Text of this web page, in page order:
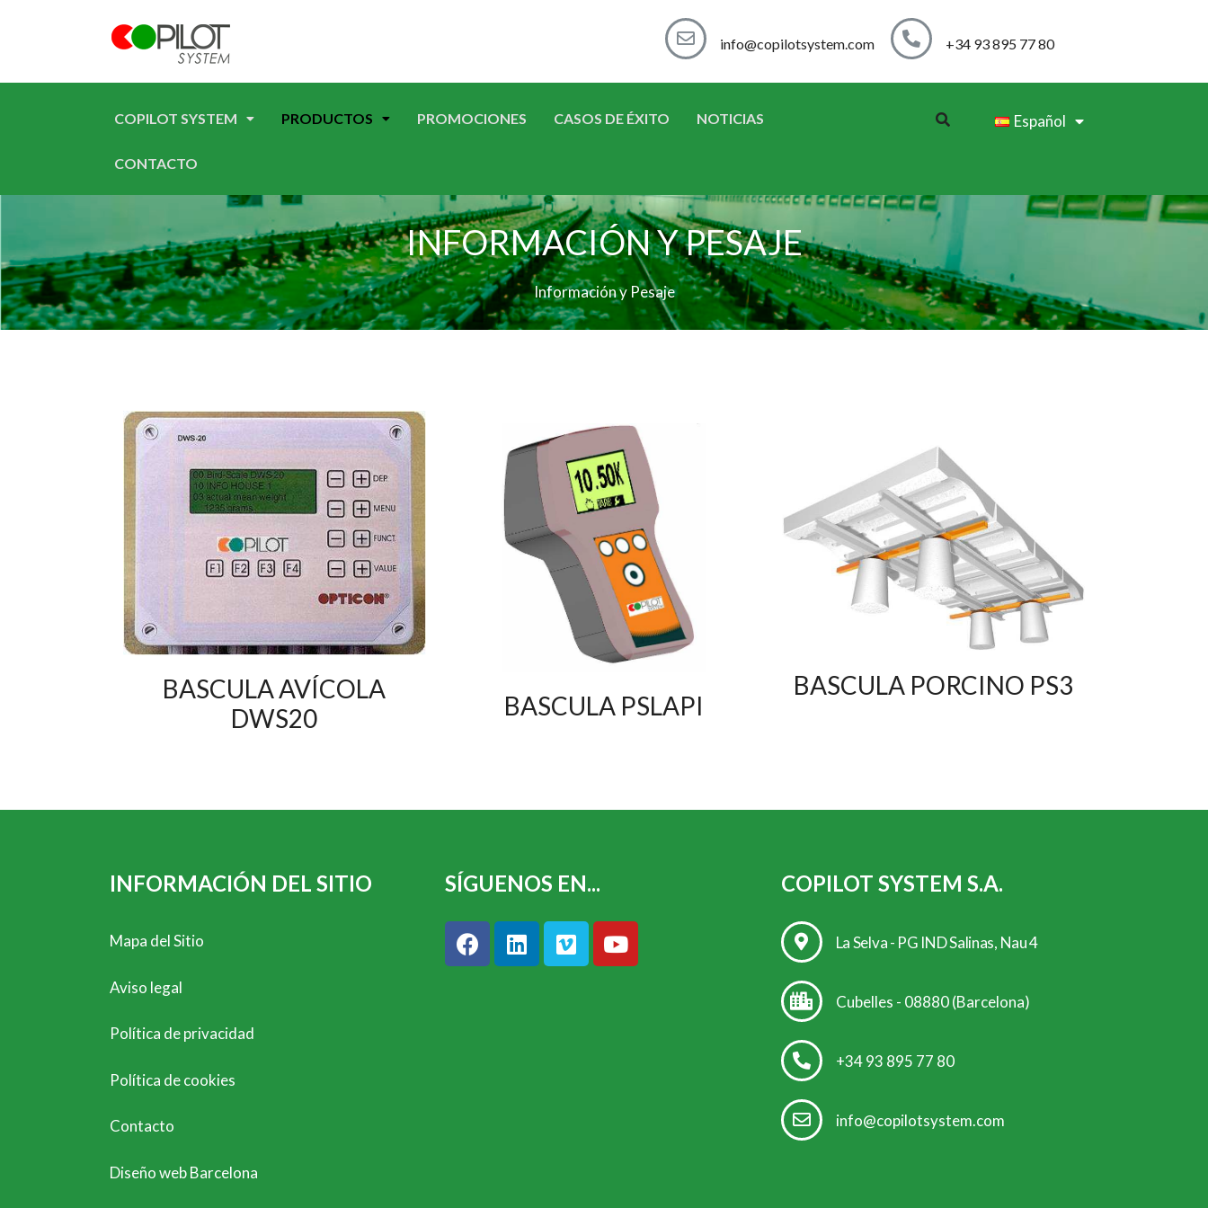
info@copilotsystem.com +34 93 895 77 80
COPILOT SYSTEM PRODUCTOS PROMOCIONES CASOS DE ÉXITO NOTICIAS
CONTACTO
Español
INFORMACIÓN Y PESAJE
Información y Pesaje
BASCULA AVÍCOLA
DWS20
BASCULA PSLAPI
BASCULA PORCINO PS3
INFORMACIÓN DEL SITIO
Mapa del Sitio
Aviso legal
Política de privacidad
Política de cookies
Contacto
Diseño web Barcelona
SÍGUENOS EN... COPILOT SYSTEM S.A.
La Selva - PG IND Salinas, Nau 4
Cubelles - 08880 (Barcelona)
+34 93 895 77 80
info@copilotsystem.com